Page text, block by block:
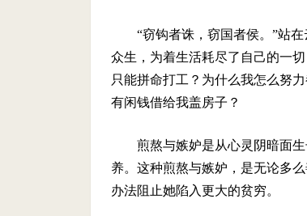
“窃钩者诛，窃国者侯。”站
众生，为着生活耗尽了自己的一
只能拼命打工？为什么我怎么努
有闲钱借给我盖房子？
煎熬与嫉妒是从心灵阴暗面
养。这种煎熬与嫉妒，是无论多
办法阻止她陷入更大的贫穷。